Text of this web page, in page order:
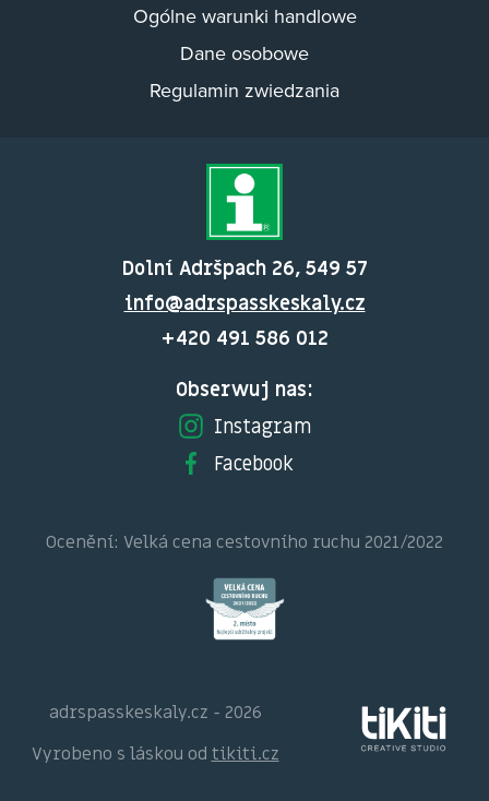
Ogólne warunki handlowe
Dane osobowe
Regulamin zwiedzania
Dolní Adršpach 26, 549 57
info@adrspasskeskaly.cz
+420 491 586 012
Obserwuj nas:
Instagram
Facebook
Ocenění: Velká cena cestovního ruchu 2021/2022
adrspasskeskaly.cz - 2026
Vyrobeno s láskou od tikiti.cz